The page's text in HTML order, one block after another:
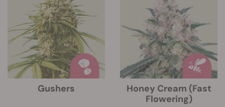
Gushers
Honey Cream (Fast
Flowering)